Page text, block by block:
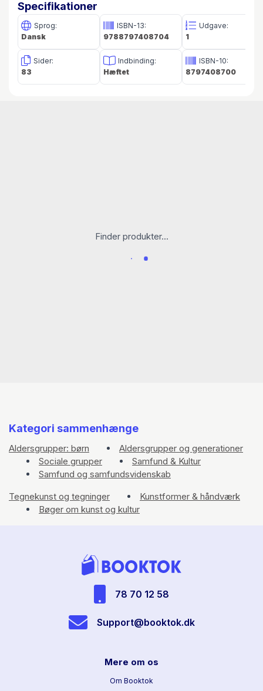
Specifikationer
Sprog:
Dansk
Sider:
83
ISBN-13:
9788797408704
Indbinding:
Hæftet
Udgave:
1
ISBN-10:
8797408700
Finder produkter...
Kategori sammenhænge
Aldersgrupper: børn
Aldersgrupper og generationer
Sociale grupper
Samfund & Kultur
Samfund og samfundsvidenskab
Tegnekunst og tegninger
Kunstformer & håndværk
Bøger om kunst og kultur
78 70 12 58
Support@booktok.dk
Mere om os
Om Booktok